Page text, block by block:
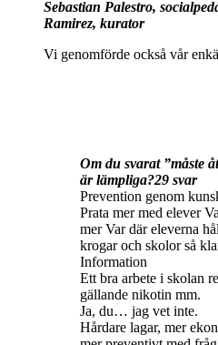
Sebastian Palestro,
Ramirez, kurator
Vi genomförde också vår
Om du svarat ”måste
är lämpliga?29 svar
Prevention genom
Prata mer med elever
mer Var där eleverna
krogar och skolor så
Information
Ett bra arbete i skolan
gällande nikotin mm.
Ja, du… jag vet inte.
Hårdare lagar, mer